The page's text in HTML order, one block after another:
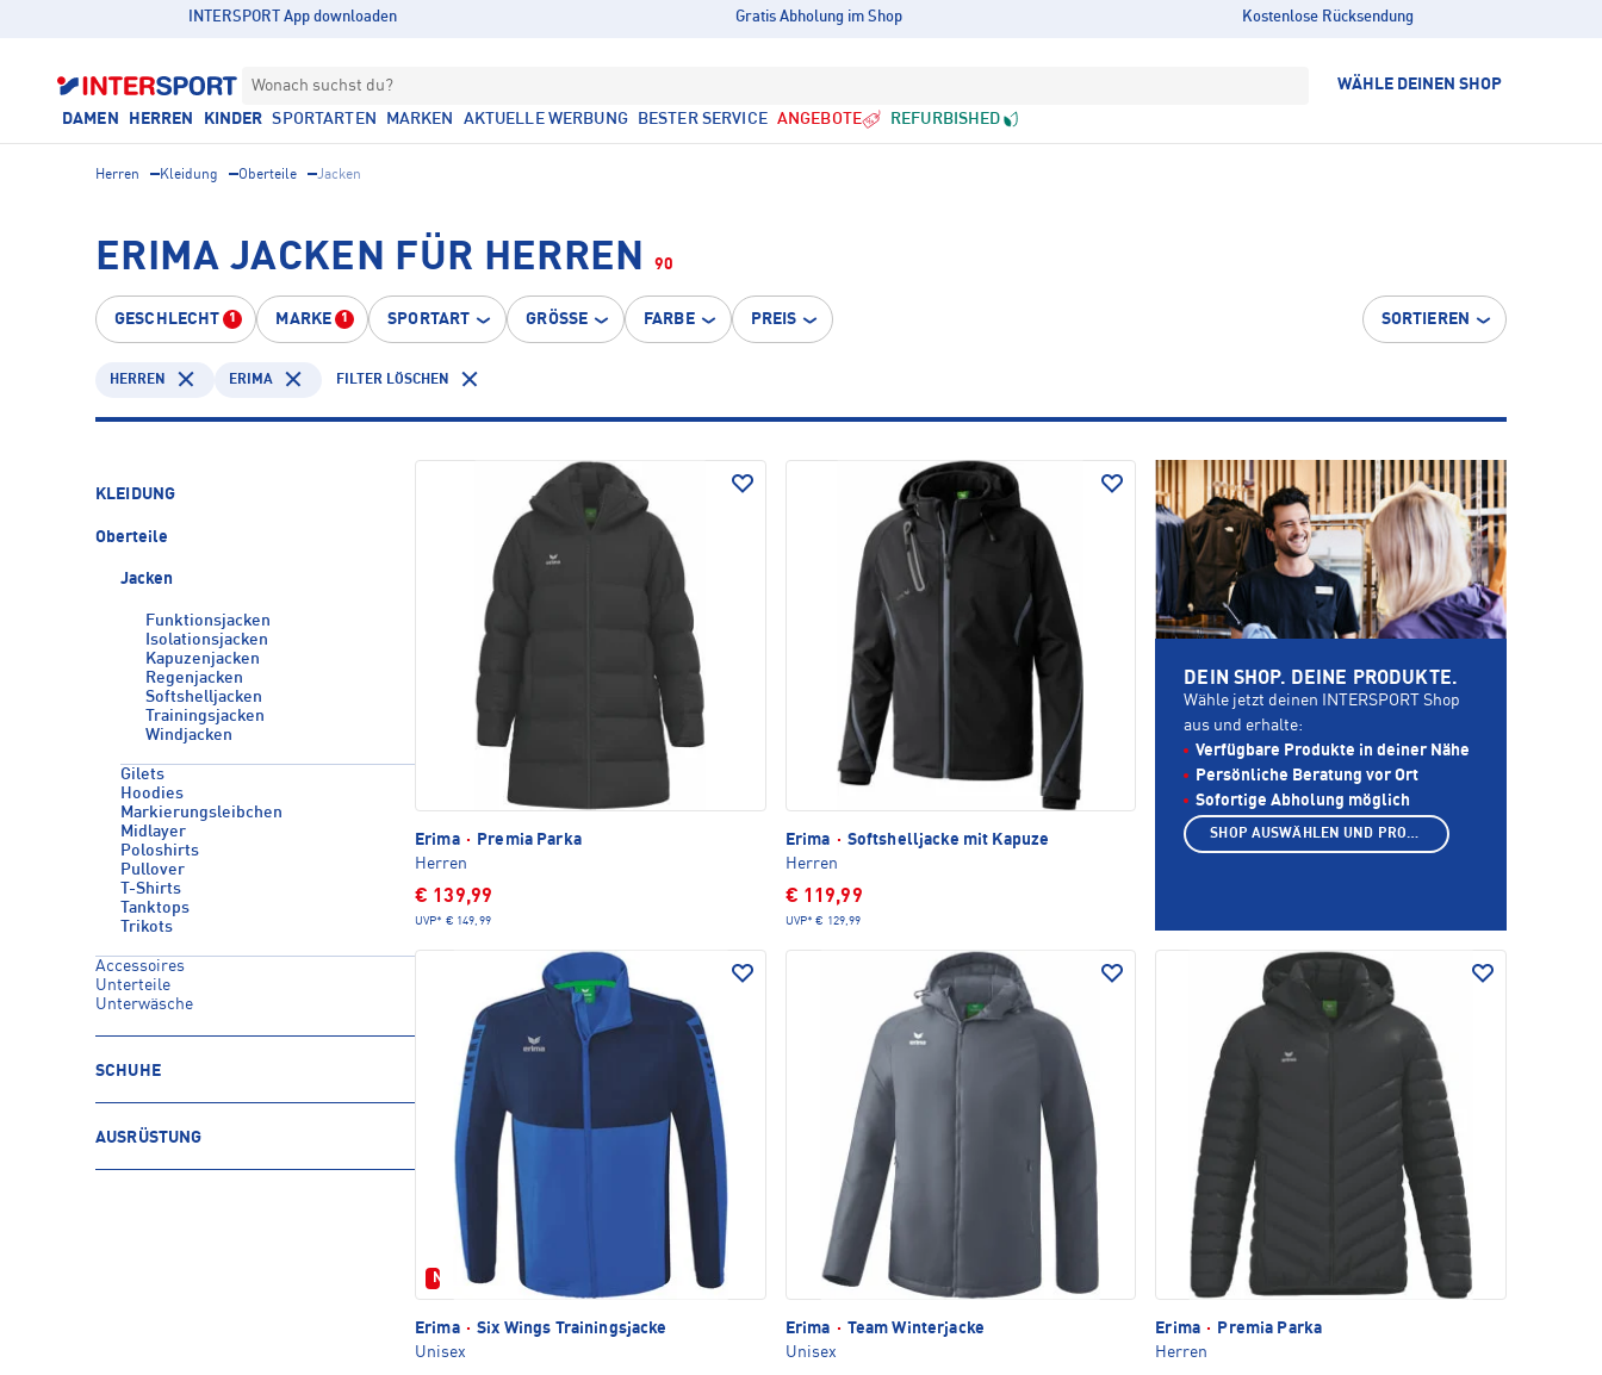
INTERSPORT App downloaden Gratis Abholung im Shop Kostenlose Rücksendung
Wonach suchst du? WÄHLE DEINEN SHOP
DAMEN HERREN KINDER SPORTARTEN MARKEN AKTUELLE WERBUNG BESTER SERVICE ANGEBOTE REFURBISHED
Herren Kleidung Oberteile Jacken
ERIMA JACKEN FÜR HERREN 90
GESCHLECHT 1 MARKE 1 SPORTART GRÖSSE FARBE PREIS SORTIEREN
HERREN ERIMA FILTER LÖSCHEN
KLEIDUNG
Oberteile
Jacken
Funktionsjacken
Isolationsjacken
Kapuzenjacken
Regenjacken
Softshelljacken
Trainingsjacken
Windjacken
Gilets
Hoodies
Markierungsleibchen
Midlayer
Poloshirts
Pullover
T-Shirts
Tanktops
Trikots
Accessoires
Unterteile
Unterwäsche
SCHUHE
AUSRÜSTUNG
Erima ·
Premia Parka
Herren
€ 139,99
UVP* € 149,99
Erima · Softshelljacke mit Kapuze
Herren
€ 119,99
UVP* € 129,99
Neu
Erima · Six Wings Trainingsjacke
Unisex
Erima · Team Winterjacke
Unisex
Erima ·
Premia Parka
Herren
DEIN SHOP. DEINE PRODUKTE.
Wähle jetzt deinen INTERSPORT Shop
aus und erhalte:
Verfügbare Produkte in deiner Nähe
Persönliche Beratung vor Ort
Sofortige Abholung möglich
SHOP AUSWÄHLEN UND PRODUKTE ANZEIGEN